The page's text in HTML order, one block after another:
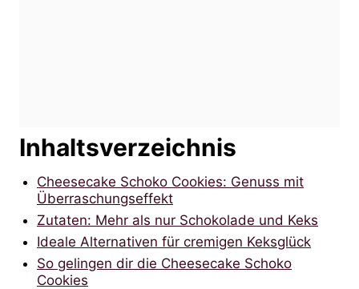
Inhaltsverzeichnis
Cheesecake Schoko Cookies: Genuss mit
Überraschungseffekt
Zutaten: Mehr als nur Schokolade und Keks
Ideale Alternativen für cremigen Keksglück
So gelingen dir die Cheesecake Schoko
Cookies